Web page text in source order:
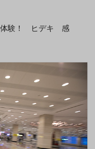
験！ ヒデキ 感